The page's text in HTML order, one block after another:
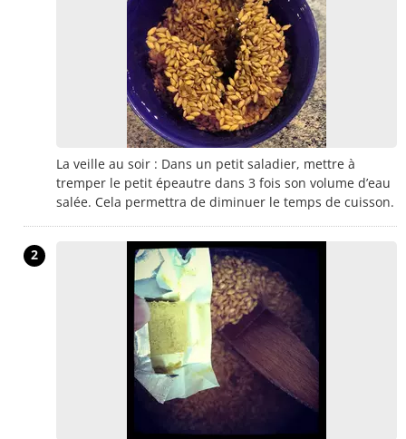
La veille au soir : Dans un petit saladier, mettre à
tremper le petit épeautre dans 3 fois son volume d’eau
salée. Cela permettra de diminuer le temps de cuisson.
2